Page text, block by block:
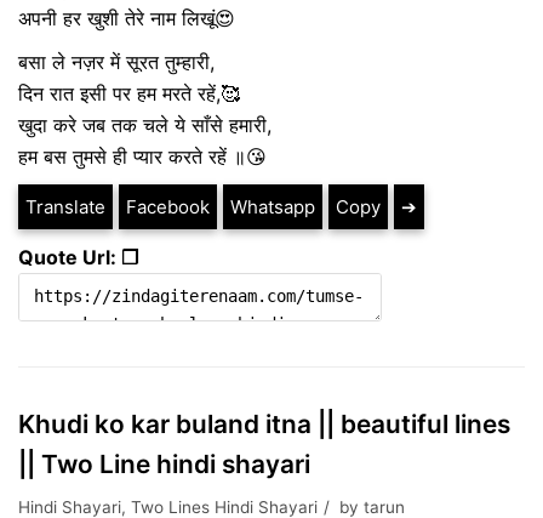
अपनी हर खुशी तेरे नाम लिखूं😍
बसा ले नज़र में सूरत तुम्हारी,
दिन रात इसी पर हम मरते रहें,🥰
खुदा करे जब तक चले ये साँसे हमारी,
हम बस तुमसे ही प्यार करते रहें ॥😘
Translate Facebook Whatsapp Copy ➔
Quote Url: ❐
Khudi ko kar buland itna || beautiful lines
|| Two Line hindi shayari
Hindi Shayari, Two Lines Hindi Shayari by tarun